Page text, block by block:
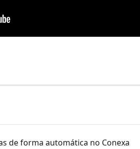
de forma automática no Conexa